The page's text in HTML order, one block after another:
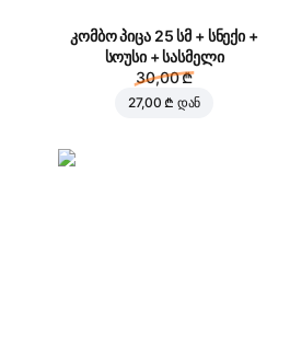
კომბო პიცა 25 სმ + სნექი +
სოუსი + სასმელი
30,00 ₾
27,00 ₾ დან